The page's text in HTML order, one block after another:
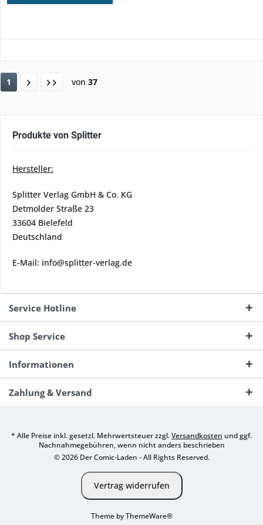
1 von 37
Produkte von Splitter
Hersteller:
Splitter Verlag GmbH & Co. KG
Detmolder Straße 23
33604 Bielefeld
Deutschland
E-Mail: info@splitter-verlag.de
Service Hotline
Shop Service
Informationen
Zahlung & Versand
* Alle Preise inkl. gesetzl. Mehrwertsteuer zzgl.Versandkosten und ggf.
Nachnahmegebühren, wenn nicht anders beschrieben
© 2026 Der Comic-Laden - All Rights Reserved.
Vertrag widerrufen
Theme byThemeWare®